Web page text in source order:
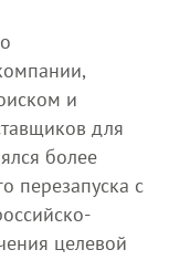
и
для
более
перезапуска с
целевой